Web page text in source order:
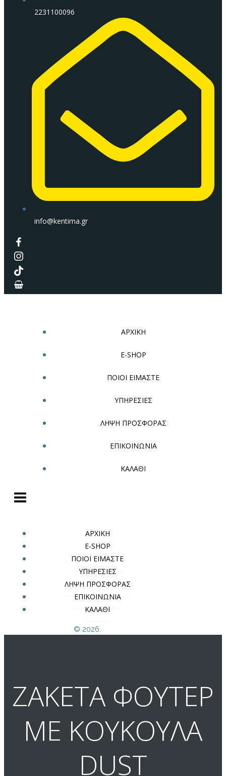
2231100096
info@kentima.gr
ΑΡΧΙΚΗ
E-SHOP
ΠΟΙΟΙ ΕΙΜΑΣΤΕ
ΥΠΗΡΕΣΙΕΣ
ΛΗΨΗ ΠΡΟΣΦΟΡΑΣ
ΕΠΙΚΟΙΝΩΝΙΑ
ΚΑΛΑΘΙ
ΑΡΧΙΚΗ
E-SHOP
ΠΟΙΟΙ ΕΙΜΑΣΤΕ
ΥΠΗΡΕΣΙΕΣ
ΛΗΨΗ ΠΡΟΣΦΟΡΑΣ
ΕΠΙΚΟΙΝΩΝΙΑ
ΚΑΛΑΘΙ
© 2026.
ΖΑΚΕΤΑ ΦΟΥΤΕΡ
ΜΕ ΚΟΥΚΟΥΛΑ
DUST